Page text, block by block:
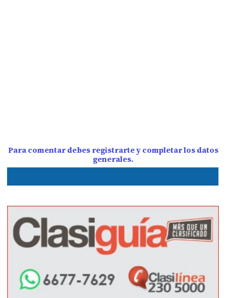
Para comentar debes registrarte y completar los datos
generales.